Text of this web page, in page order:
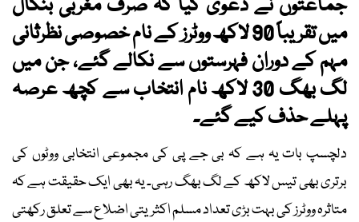
جماعتوں نے دعویٰ کیا کہ صرف مغربی بنگال
میں تقریباً 90 لاکھ ووٹرز کے نام خصوصی نظرثانی
مہم کے دوران فہرستوں سے نکالے گئے، جن میں
لگ بھگ 30 لاکھ نام انتخاب سے کچھ عرصہ
پہلے حذف کیے گئے۔
دلچسپ بات یہ ہے کہ بی جے پی کی مجموعی انتخابی ووٹوں کی
برتری بھی تیس لاکھ کے لگ بھگ رہی۔ یہ بھی ایک حقیقت ہے کہ
متاثرہ ووٹرز کی بہت بڑی تعداد مسلم اکثریتی اضلاع سے تعلق رکھتی